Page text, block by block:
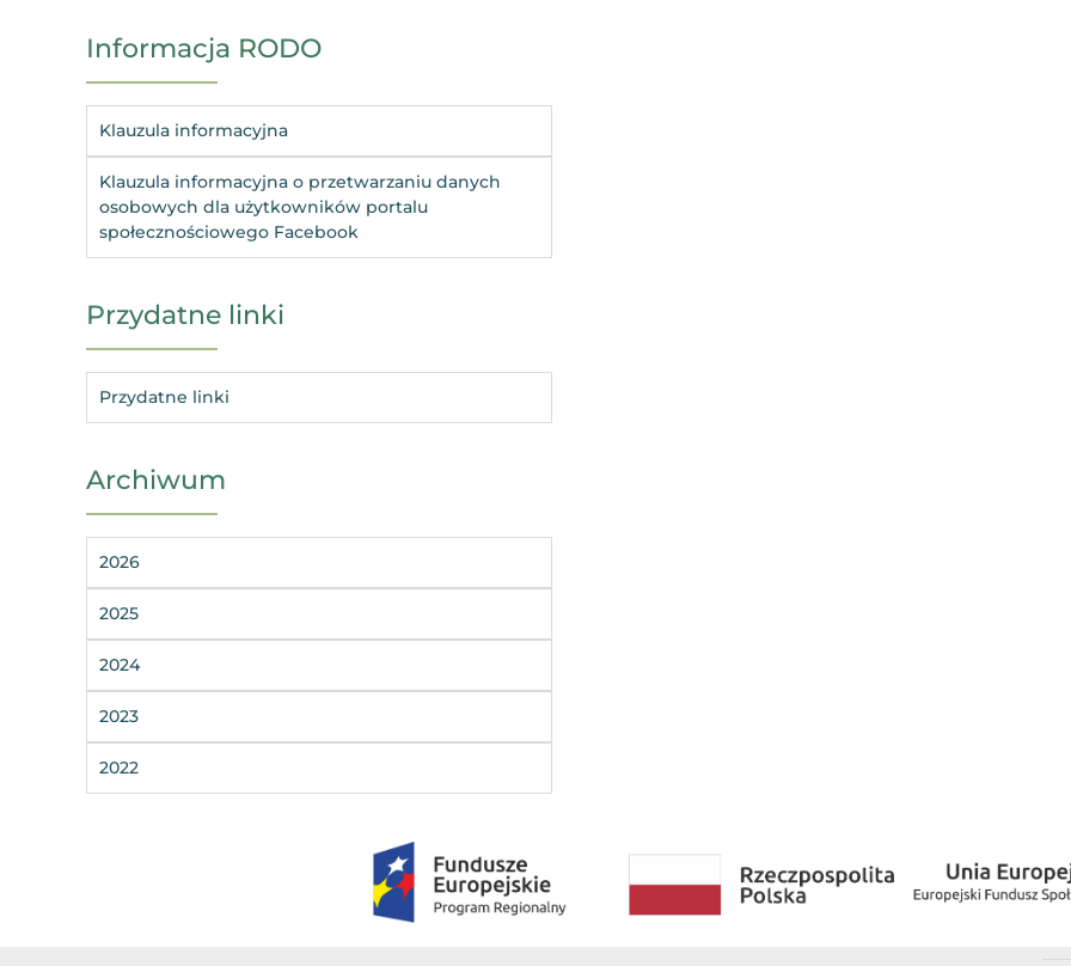
Informacja RODO
Klauzula informacyjna
Klauzula informacyjna o przetwarzaniu danych
osobowych dla użytkowników portalu
społecznościowego Facebook
Przydatne linki
Przydatne linki
Archiwum
2026
2025
2024
2023
2022